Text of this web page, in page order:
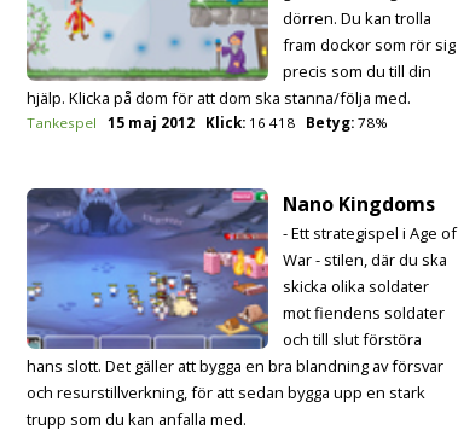
dörren. Du kan trolla
fram dockor som rör sig
precis som du till din
hjälp. Klicka på dom för att dom ska stanna/följa med.
Tankespel 15 maj 2012 Klick:16 418 Betyg: 78%
Nano Kingdoms
- Ett strategispel i Age of
War - stilen, där du ska
skicka olika soldater
mot fiendens soldater
och till slut förstöra
hans slott. Det gäller att bygga en bra blandning av försvar
och resurstillverkning, för att sedan bygga upp en stark
trupp som du kan anfalla med.